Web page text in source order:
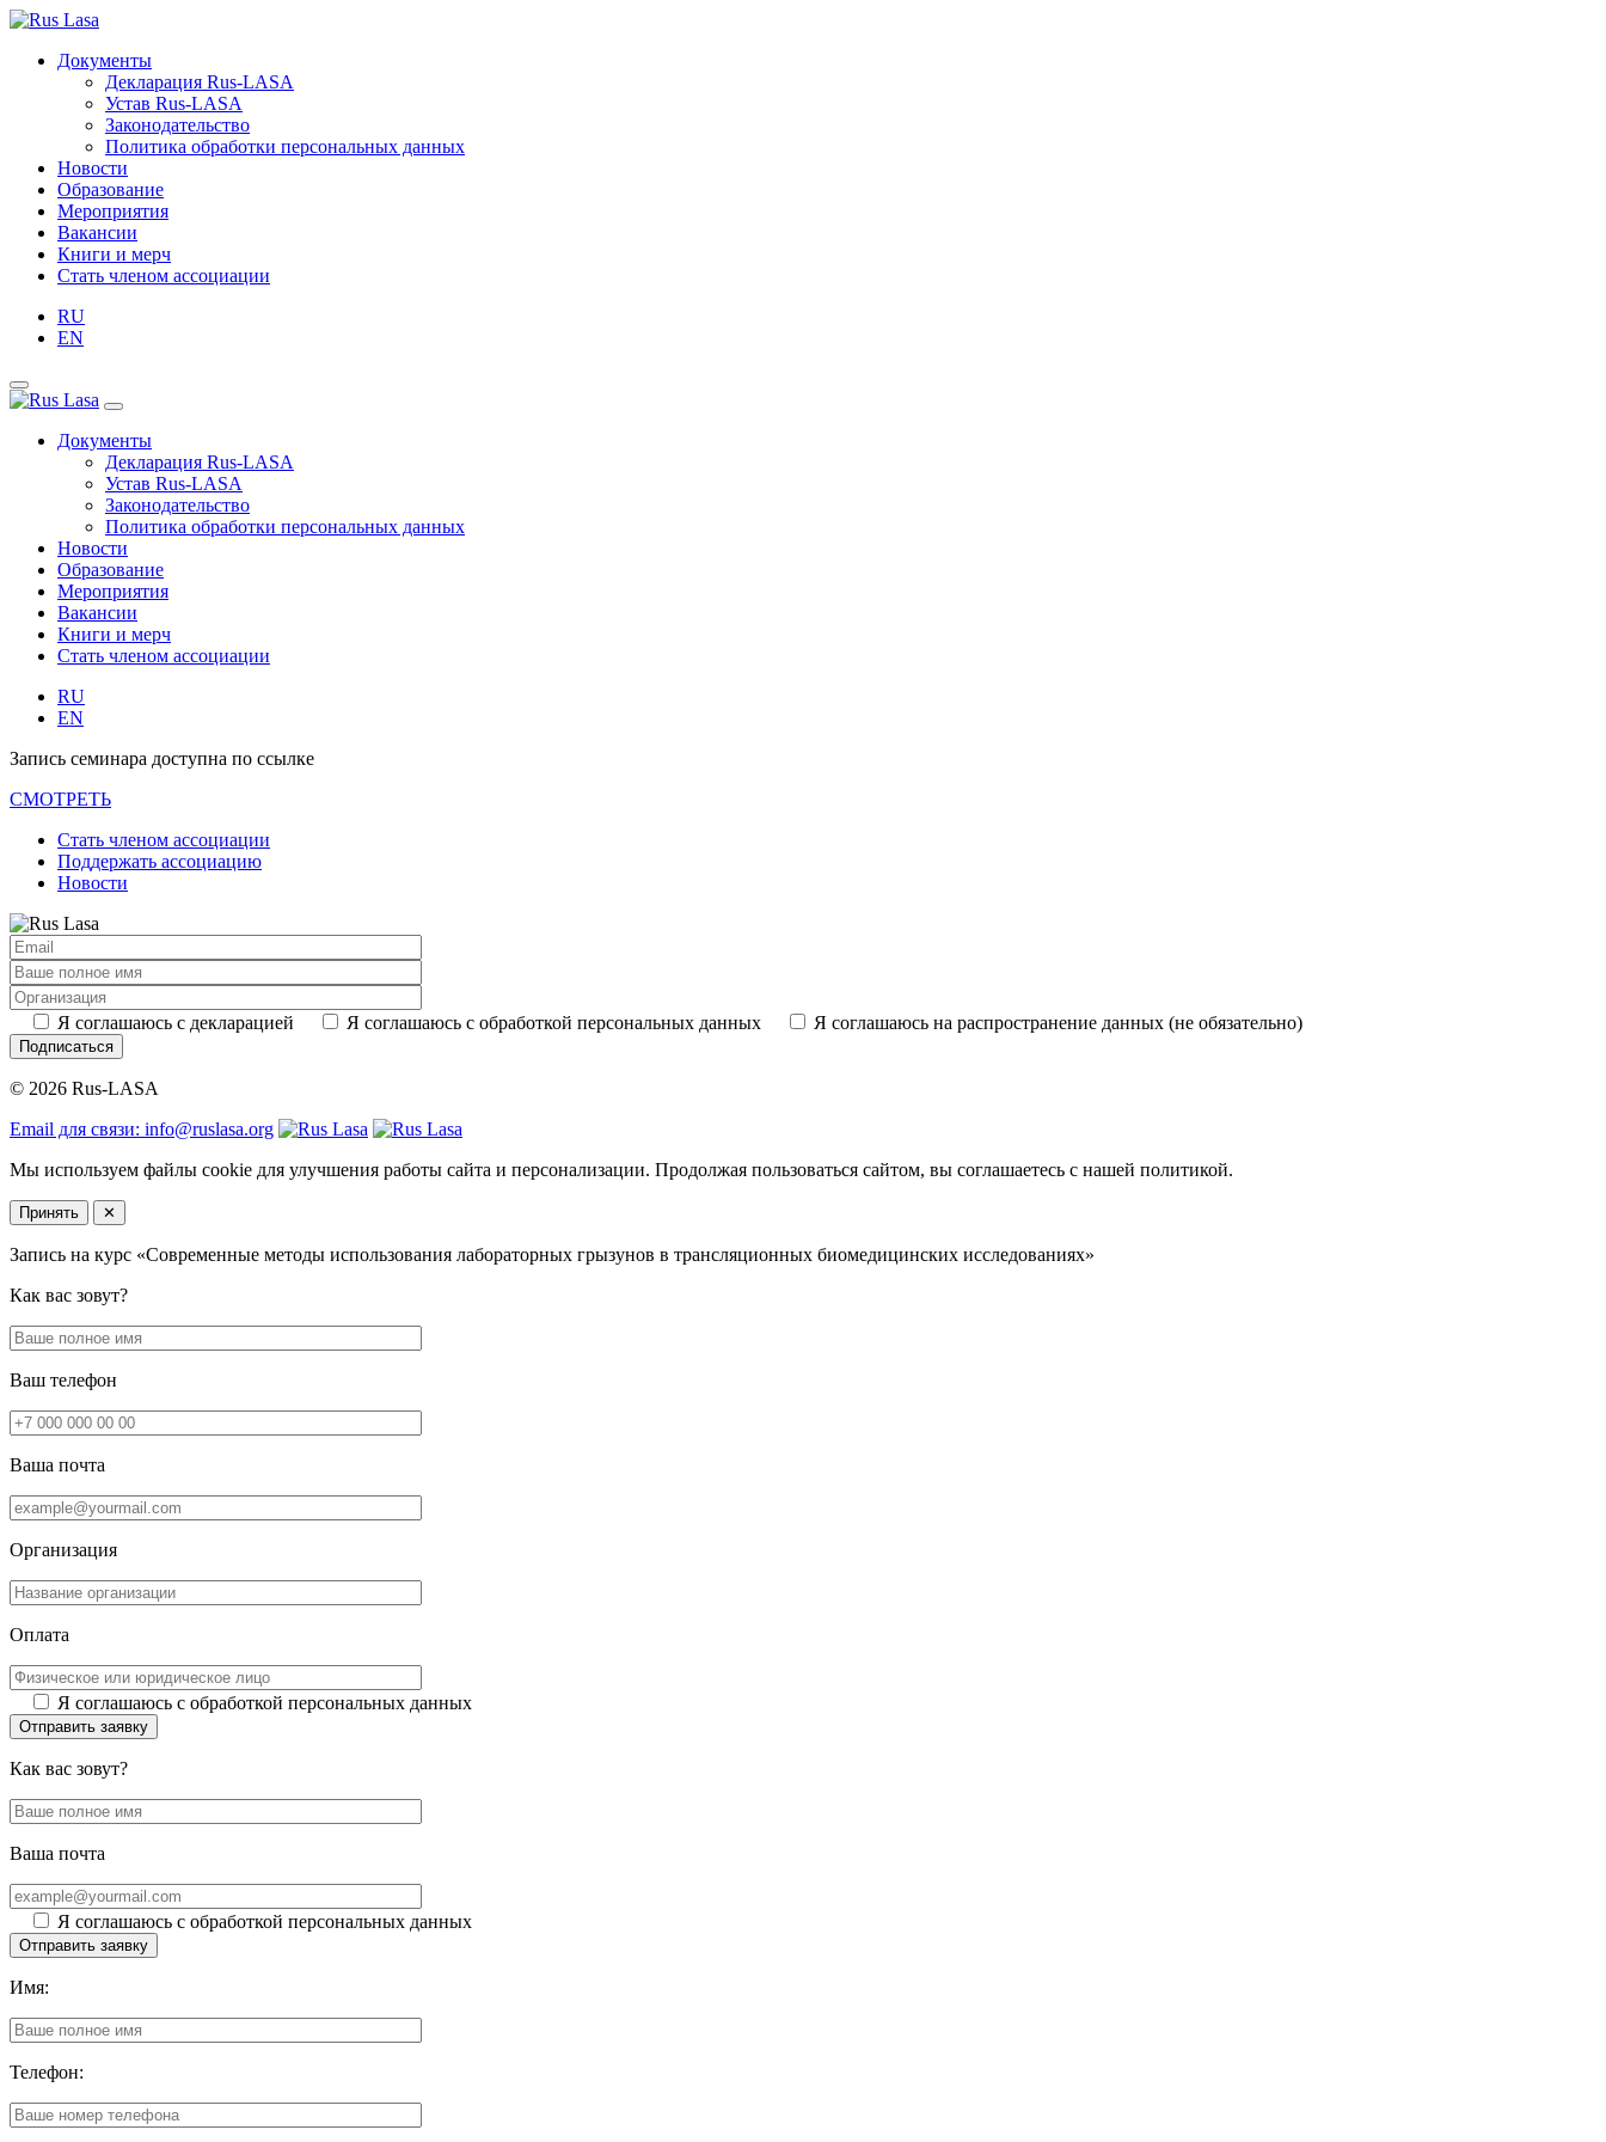
Документы
Декларация Rus-LASA
Устав Rus-LASA
Законодательство
Политика обработки персональных данных
Новости
Образование
Мероприятия
Вакансии
Книги и мерч
Стать членом ассоциации
RU
EN
Документы
Декларация Rus-LASA
Устав Rus-LASA
Законодательство
Политика обработки персональных данных
Новости
Образование
Мероприятия
Вакансии
Книги и мерч
Стать членом ассоциации
RU
EN
Запись семинара доступна по ссылке
СМОТРЕТЬ
Стать членом ассоциации
Поддержать ассоциацию
Новости
Я соглашаюсь с декларацией Я соглашаюсь с обработкой персональных данных Я соглашаюсь на распространение данных (не обязательно)
Подписаться
© 2026 Rus-LASA
Email для связи: info@ruslasa.org
Мы используем файлы cookie для улучшения работы сайта и персонализации. Продолжая пользоваться сайтом, вы соглашаетесь с нашей политикой.
Принять ✕
Запись на курс «Современные методы использования лабораторных грызунов в трансляционных биомедицинских исследованиях»
Как вас зовут?
Ваш телефон
Ваша почта
Организация
Оплата
Я соглашаюсь с обработкой персональных данных
Отправить заявку
Как вас зовут?
Ваша почта
Я соглашаюсь с обработкой персональных данных
Отправить заявку
Имя:
Телефон: